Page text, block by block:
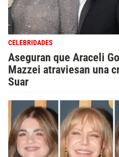
CELEBRIDADES
Aseguran que Araceli
Mazzei atraviesan una
Suar